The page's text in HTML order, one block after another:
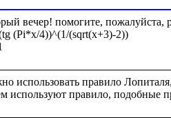
вечер! помогите,
(Pi*x/4))^(1/(sqrt(x+3)-2))
использовать правило